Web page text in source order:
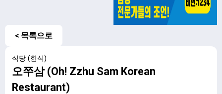
< 목록으로
식당 (한식)
오쭈삼 (Oh! Zzhu Sam Korean
Restaurant)